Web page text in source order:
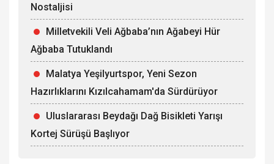
Nostaljisi
Milletvekili Veli Ağbaba’nın Ağabeyi Hür
Ağbaba Tutuklandı
Malatya Yeşilyurtspor, Yeni Sezon
Hazırlıklarını Kızılcahamam'da Sürdürüyor
Uluslararası Beydağı Dağ Bisikleti Yarışı
Kortej Sürüşü Başlıyor